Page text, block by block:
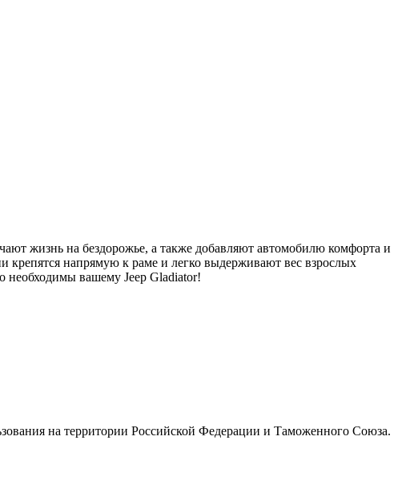
жизнь на бездорожье, а также добавляют автомобилю комфорта и
крепятся напрямую к раме и легко выдерживают вес взрослых
необходимы вашему Jeep Gladiator!
на территории Российской Федерации и Таможенного Союза.